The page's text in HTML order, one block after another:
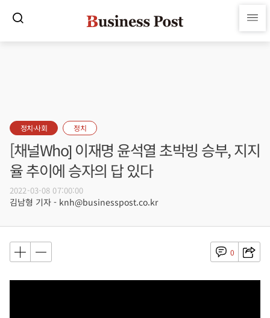
정치·사회 정치
[채널Who] 이재명 윤석열 초박빙 승부, 지지
율 추이에 승자의 답 있다
2022-03-08 07:00:00
김남형 기자 - knh@businesspost.co.kr
0